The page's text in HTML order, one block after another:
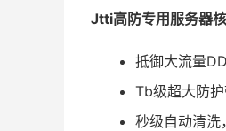
Jtti高防专用服务器核
抵御大流量
Tb级超大防
秒级自动清洗